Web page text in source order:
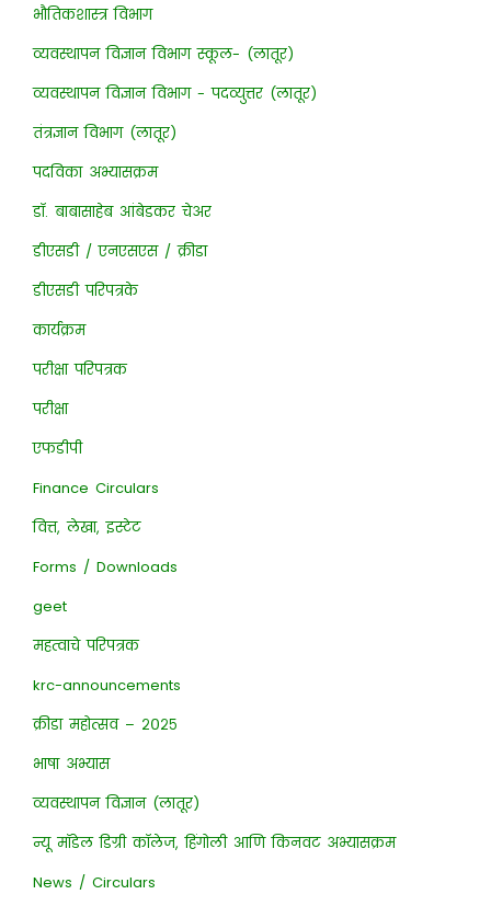
भौतिकशास्त्र विभाग
व्यवस्थापन विज्ञान विभाग स्कूल- (लातूर)
व्यवस्थापन विज्ञान विभाग - पदव्युत्तर (लातूर)
तंत्रज्ञान विभाग (लातूर)
पदविका अभ्यासक्रम
डॉ. बाबासाहेब आंबेडकर चेअर
डीएसडी / एनएसएस / क्रीडा
डीएसडी परिपत्रके
कार्यक्रम
परीक्षा परिपत्रक
परीक्षा
एफडीपी
Finance Circulars
वित्त, लेखा, इस्टेट
Forms / Downloads
geet
महत्वाचे परिपत्रक
krc-announcements
क्रीडा महोत्सव – २०२५
भाषा अभ्यास
व्यवस्थापन विज्ञान (लातूर)
न्यू मॉडेल डिग्री कॉलेज, हिंगोली आणि किनवट अभ्यासक्रम
News / Circulars